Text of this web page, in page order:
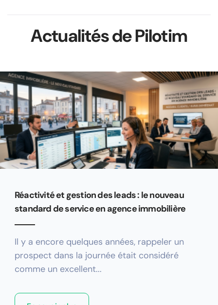
Actualités de Pilotim
Réactivité et gestion des leads : le nouveau
standard de service en agence immobilière
Il y a encore quelques années, rappeler un
prospect dans la journée était considéré
comme un excellent...